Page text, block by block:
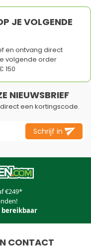
JE VOLGENDE
en ontvang direct
volgende order
150
NIEUWSBRIEF
een kortingscode.
Schrijf in
€249*
bereikbaar
CONTACT